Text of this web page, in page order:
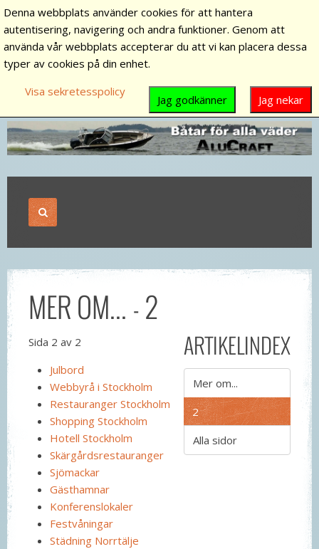
MER OM... - 2
ARTIKELINDEX
Mer om...
2
Alla sidor
Sida 2 av 2
Julbord
Webbyrå i Stockholm
Restauranger Stockholm
Shopping Stockholm
Hotell Stockholm
Skärgårdsrestauranger
Sjömackar
Gästhamnar
Konferenslokaler
Festvåningar
Städning Norrtälje
Denna webbplats använder cookies för att hantera
autentisering, navigering och andra funktioner. Genom att
använda vår webbplats accepterar du att vi kan placera dessa
typer av cookies på din enhet.
Visa sekretesspolicy
Jag nekar
Jag godkänner